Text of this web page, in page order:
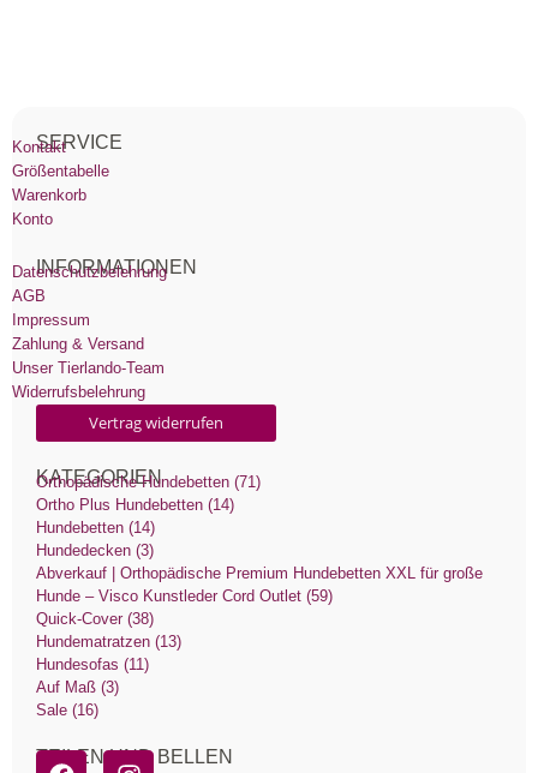
SERVICE
Kontakt
Größentabelle
Warenkorb
Konto
INFORMATIONEN
Datenschutzbelehrung
AGB
Impressum
Zahlung & Versand
Unser Tierlando-Team
Widerrufsbelehrung
Vertrag widerrufen
KATEGORIEN
Orthopädische Hundebetten (71)
Ortho Plus Hundebetten (14)
Hundebetten (14)
Hundedecken (3)
Abverkauf | Orthopädische Premium Hundebetten XXL für große
Hunde – Visco Kunstleder Cord Outlet (59)
Quick-Cover (38)
Hundematratzen (13)
Hundesofas (11)
Auf Maß (3)
Sale (16)
TEILEN UND BELLEN